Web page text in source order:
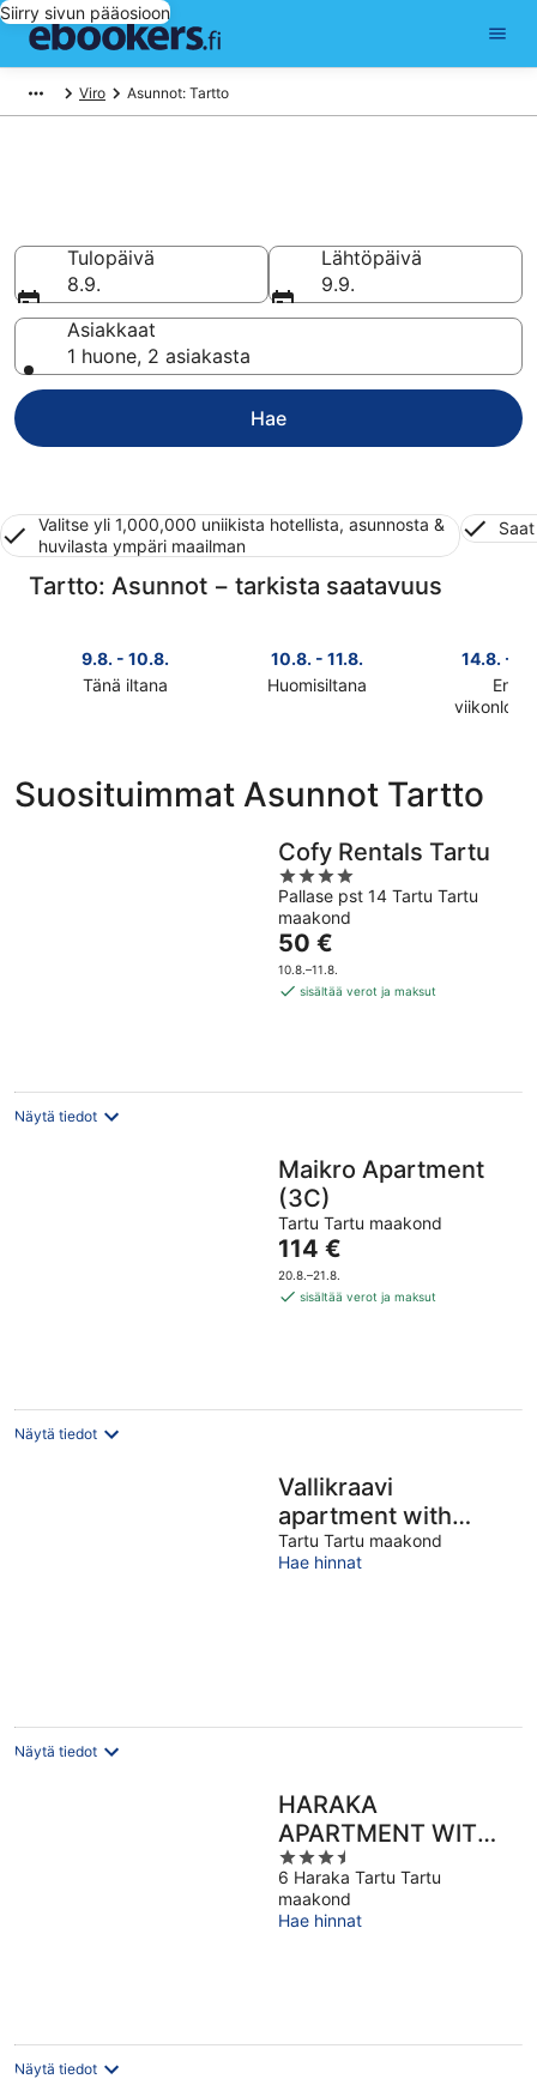
Siirry sivun pääosioon
Viro Asunnot: Tartto
Tulopäivä
8.9.
Lähtöpäivä
9.9.
Asiakkaat
1 huone, 2 asiakasta
Hae
Valitse yli 1,000,000 uniikista hotellista, asunnosta &
huvilasta ympäri maailman
Tartto: Asunnot − tarkista saatavuus
9.8. - 10.8.
Tänä iltana
hinnat
täksi
10.8. - 11.8.
Huomisiltana
hinnat
huomisillaksi
10.8.
11.8.
14.8. -
Ensi
hinnat
14.8.
Suosituimmat Asunnot Tartto
Cofy Rentals Tartu
4
out
of
5
Pallase pst 14 Tartu Tartu
maakond
Hinta
on
50 €
50 €
10.8.–11.8.
sisältää verot ja maksut
Näytä tiedot
Maikro Apartment
(3C)
Tartu Tartu maakond
Hinta
on
114 €
114 €
20.8.–21.8.
sisältää verot ja maksut
Näytä tiedot
Vallikraavi
apartment with
sauna
Tartu Tartu maakond
Hae hinnat
Näytä tiedot
HARAKA
APARTMENT WITH
SUNSET BALCONY
3.5
out
of
5
6 Haraka Tartu Tartu
maakond
Hae hinnat
Näytä tiedot